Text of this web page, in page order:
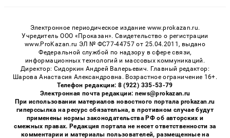
Электронное периодическое издание www.prokazan.ru.
Учредитель ООО «Проказан». Cвидетельство о регистрации
www.ProKazan.ru ЭЛ № ФС77-44757 от 25.04.2011, выдано
Федеральной службой по надзору в сфере связи,
информационных технологий и массовых коммуникаций.
Директор: Сидоркин Андрей Валерьевич. Главный редактор:
Шарова Анастасия Александровна. Возрастное ограничение 16+.
Телефон редакции: 8 (922) 335-53-79
Электронная почта редакции: news@prokazan.ru
При использовании материалов новостного портала prokazan.ru
гиперссылка на ресурс обязательна, в противном случае будут
применены нормы законодательства РФ об авторских и
смежных правах. Редакция портала не несет ответственности за
комментарии и материалы пользователей, размещенные на